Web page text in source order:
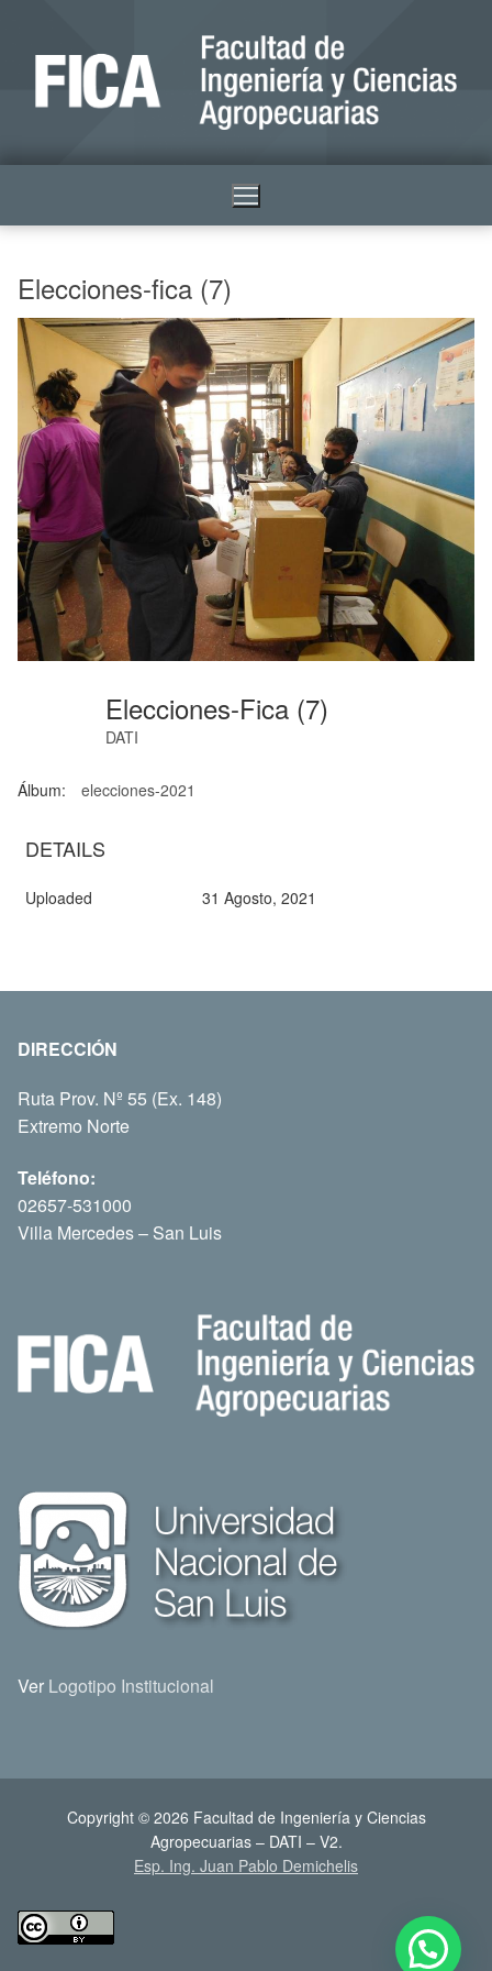
Elecciones-fica (7)
Elecciones-Fica (7)
DATI
Álbum: elecciones-2021
DETAILS
Uploaded 31 Agosto, 2021
DIRECCIÓN
Ruta Prov. Nº 55 (Ex. 148)
Extremo Norte
Teléfono:
02657-531000
Villa Mercedes – San Luis
Ver Logotipo Institucional
Copyright © 2026 Facultad de Ingeniería y Ciencias
Agropecuarias – DATI – V2.
Esp. Ing. Juan Pablo Demichelis